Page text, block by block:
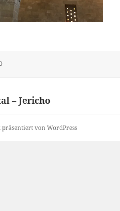
– Jericho
präsentiert von WordPress